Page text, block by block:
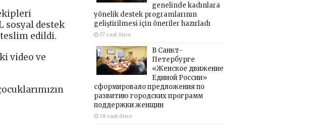
sosyal destek
edildi.
video ve
genelinde kadınlara
yönelik destek programlarının
geliştirilmesi için öneriler hazırladı
17 saat önce
В Санкт-
Петербурге
«Женское движение
Единой России»
сформировало предложения по
развитию городских программ
поддержки женщин
18 saat önce